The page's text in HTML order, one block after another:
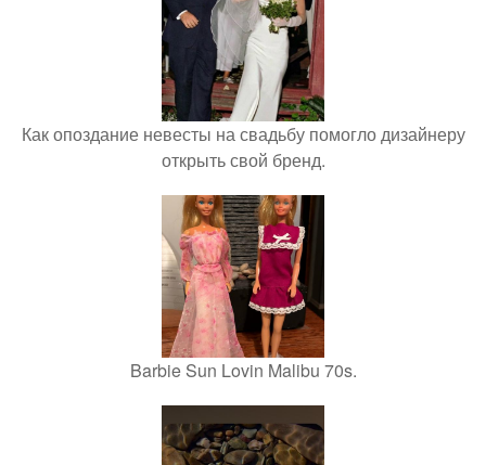
Как опоздание невесты на свадьбу помогло дизайнеру
открыть свой бренд.
Barbie Sun Lovin Malibu 70s.